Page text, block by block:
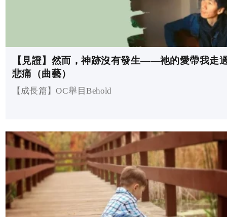
【見證】然而，神跡沒有發生——祂的愛帶我走
悲痛（曲藝）
【成長篇】OC舉目Behold